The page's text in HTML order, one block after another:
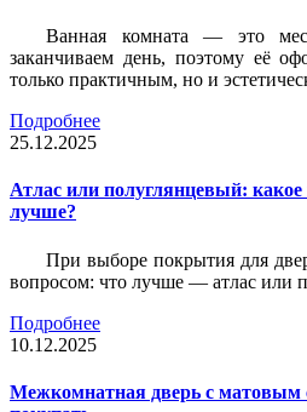
Ванная комната — это
заканчиваем день, поэтому её
только практичным, но и
Подробнее
25.12.2025
Атлас или полуглянцевый:
лучше?
При выборе покрытия для
вопросом: что лучше — атлас или
Подробнее
10.12.2025
Межкомнатная дверь с матовым